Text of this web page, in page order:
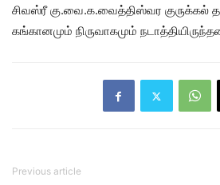
சிவஸ்ரீ கு.வை.க.வைத்திஸ்வர குருக்கல்
கங்கானமும் நிருவாகமும்
Previous article